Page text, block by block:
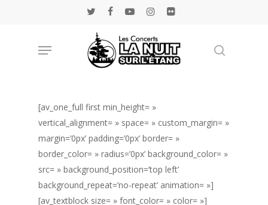
twitter facebookyoutubeinstagram
flickr
Rechercher
Menu
[av_one_full first min_height= »
vertical_alignment= » space= » custom_margin= »
margin=’0px’ padding=’0px’ border= »
border_color= » radius=’0px’ background_color= »
src= » background_position=’top left’
background_repeat=’no-repeat’ animation= »]
[av_textblock size= » font_color= » color= »]